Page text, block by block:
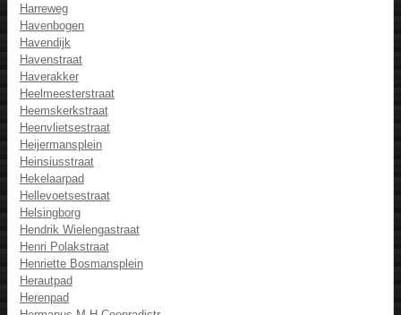
Harreweg
Havenbogen
Havendijk
Havenstraat
Haverakker
Heelmeesterstraat
Heemskerkstraat
Heenvlietsestraat
Heijermansplein
Heinsiusstraat
Hekelaarpad
Hellevoetsestraat
Helsingborg
Hendrik Wielengastraat
Henri Polakstraat
Henriette Bosmansplein
Herautpad
Herenpad